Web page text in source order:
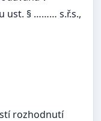
ust. § ……… s.ř.s.,
rozhodnutí